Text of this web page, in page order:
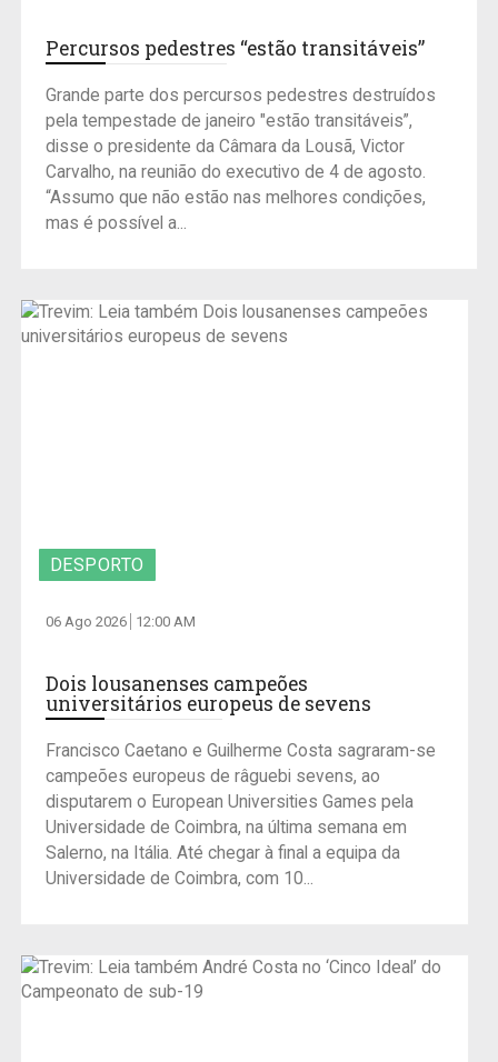
Percursos pedestres “estão transitáveis”
Grande parte dos percursos pedestres destruídos
pela tempestade de janeiro "estão transitáveis”,
disse o presidente da Câmara da Lousã, Victor
Carvalho, na reunião do executivo de 4 de agosto.
“Assumo que não estão nas melhores condições,
mas é possível a...
DESPORTO
06 Ago 2026 12:00 AM
Dois lousanenses campeões
universitários europeus de sevens
Francisco Caetano e Guilherme Costa sagraram-se
campeões europeus de râguebi sevens, ao
disputarem o European Universities Games pela
Universidade de Coimbra, na última semana em
Salerno, na Itália. Até chegar à final a equipa da
Universidade de Coimbra, com 10...